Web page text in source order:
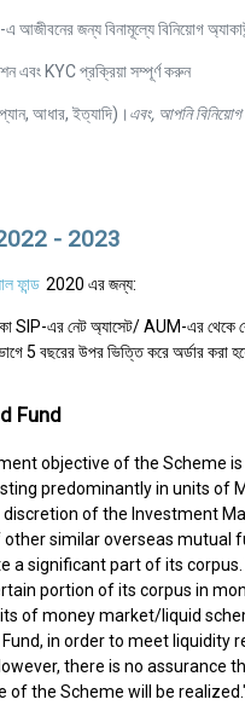
জন্য বিনামূল্যে বিনিয়োগ
এবং KYC প্রক্রিয়া সম্পূর্ণ করুন
আধার, ইত্যাদি)। এবং, আপনি
2022 - 2023
ফান্ড 2020 এর জন্য:
SIP-এর নেট অ্যাসেট/ AUM-এর থেকে
5 বছরের উপর ভিত্তি করে অর্ডার করা
Fund
objective of the Scheme is
predominantly in units of
of the Investment
similar overseas mutual
a significant part of its
portion of its corpus in
of money market/liquid
in order to meet liquidity
there is no assurance
of the Scheme will be